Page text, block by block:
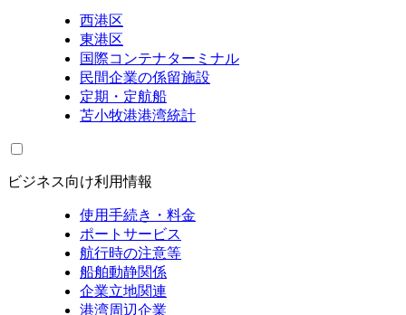
西港区
東港区
国際コンテナターミナル
民間企業の係留施設
定期・定航船
苫小牧港港湾統計
ビジネス向け利用情報
使用手続き・料金
ポートサービス
航行時の注意等
船舶動静関係
企業立地関連
港湾周辺企業